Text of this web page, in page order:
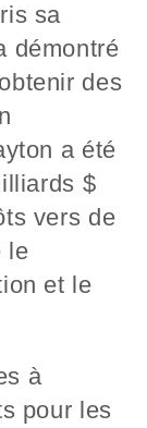
sa
démontré
des
a été
$
vers de
le
et le
à
pour les